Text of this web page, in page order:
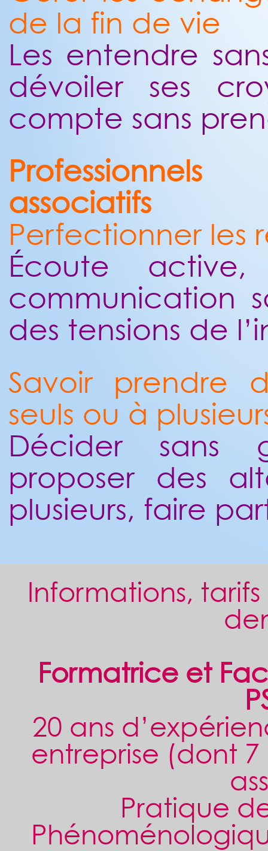
de la fin de vie
Les entendre
dévoiler ses
compte sans
associatifs
Perfectionner les
Écoute active,
communication
des tensions de
Savoir prendre
seuls ou à
Décider sans
proposer des
plusieurs, faire
Informations,
Formatrice et
20 ans
entreprise (dont 7
Pratique